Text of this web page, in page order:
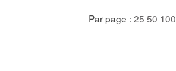
Par page : 25 50 100